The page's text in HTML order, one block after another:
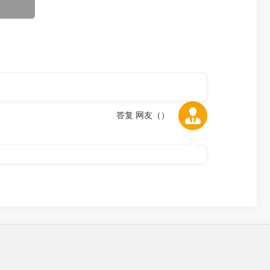
答复 网友（ ）